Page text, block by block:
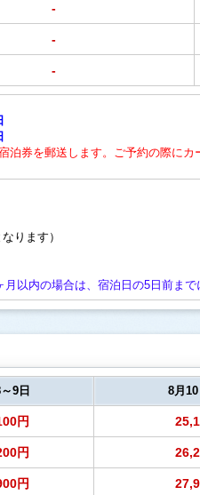
-
-
-
券を郵送します。ご予約の際にカ
ります）
以内の場合は、宿泊日の5日前まで
9日 8月10
円
円
円